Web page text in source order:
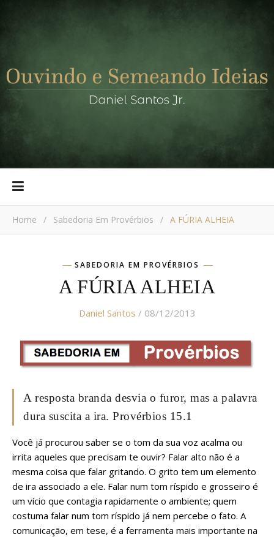
Home / Sabedoria Em Provérbios / A FÚRIA ALHEIA
SABEDORIA EM PROVÉRBIOS
A FÚRIA ALHEIA
Daniel Santos / 08/12/2013
A resposta branda desvia o furor, mas a palavra
dura suscita a ira. Provérbios 15.1
Você já procurou saber se o tom da sua voz acalma ou
irrita aqueles que precisam te ouvir? Falar alto não é a
mesma coisa que falar gritando. O grito tem um elemento
de ira associado a ele. Falar num tom ríspido e grosseiro é
um vício que contagia rapidamente o ambiente; quem
costuma falar num tom ríspido já nem percebe o fato. A
comunicação, em tese, é a ferramenta mais importante na